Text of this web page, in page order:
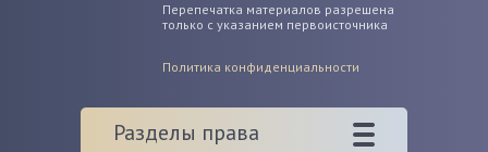
Перепечатка материалов разрешена
только с указанием первоисточника
Политика конфиденциальности
Разделы права